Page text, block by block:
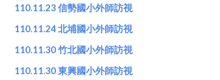
110.11.23 信勢國小外師訪視
110.11.24 北埔國小外師訪視
110.11.30 竹北國小外師訪視
110.11.30 東興國小外師訪視